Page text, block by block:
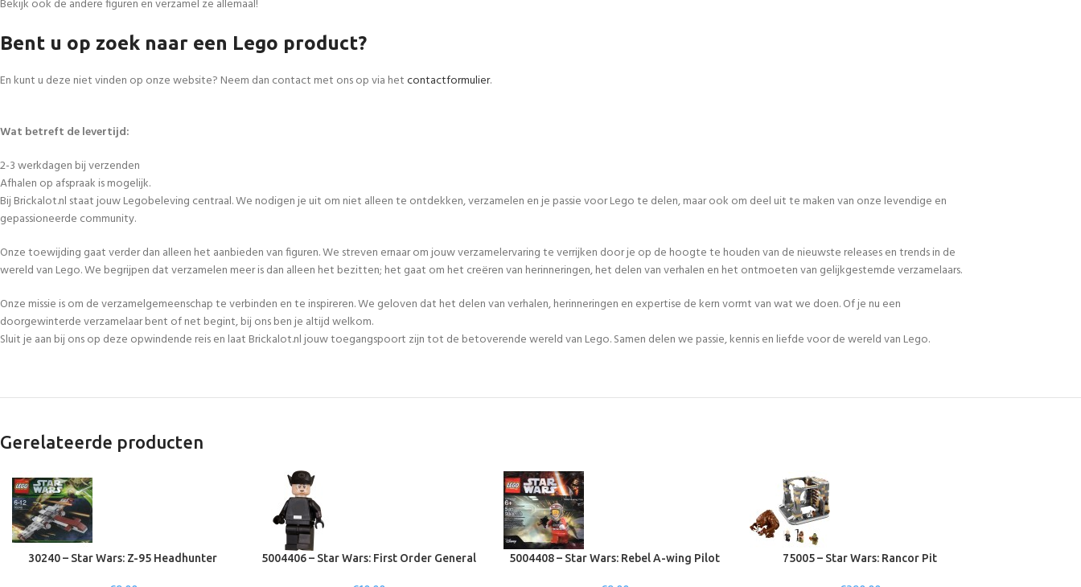
Bekijk ook de andere figuren en verzamel ze allemaal!
Bent u op zoek naar een Lego product?
En kunt u deze niet vinden op onze website? Neem dan contact met ons op via hetcontactformulier.
Wat betreft de levertijd:
2-3 werkdagen bij verzenden
Afhalen op afspraak is mogelijk.
Bij Brickalot.nl staat jouw Legobeleving centraal. We nodigen je uit om niet alleen te ontdekken, verzamelen en je passie voor Lego te delen, maar ook om deel uit te maken van onze levendige en
gepassioneerde community.
Onze toewijding gaat verder dan alleen het aanbieden van figuren. We streven ernaar om jouw verzamelervaring te verrijken door je op de hoogte te houden van de nieuwste releases en trends in de
wereld van Lego. We begrijpen dat verzamelen meer is dan alleen het bezitten; het gaat om het creëren van herinneringen, het delen van verhalen en het ontmoeten van gelijkgestemde verzamelaars.
Onze missie is om de verzamelgemeenschap te verbinden en te inspireren. We geloven dat het delen van verhalen, herinneringen en expertise de kern vormt van wat we doen. Of je nu een
doorgewinterde verzamelaar bent of net begint, bij ons ben je altijd welkom.
Sluit je aan bij ons op deze opwindende reis en laat Brickalot.nl jouw toegangspoort zijn tot de betoverende wereld van Lego. Samen delen we passie, kennis en liefde voor de wereld van Lego.
Gerelateerde producten
30240 – Star Wars: Z-95 Headhunter 5004406 – Star Wars: First Order General 5004408 – Star Wars: Rebel A-wing Pilot 75005 – Star Wars: Rancor Pit